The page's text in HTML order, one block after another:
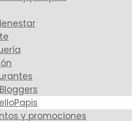
y promociones